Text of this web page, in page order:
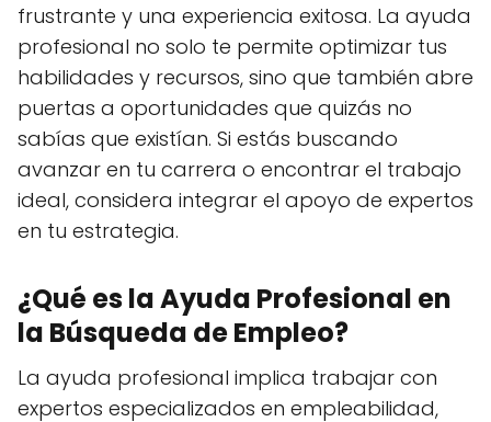
frustrante y una experiencia exitosa. La ayuda
profesional no solo te permite optimizar tus
habilidades y recursos, sino que también abre
puertas a oportunidades que quizás no
sabías que existían. Si estás buscando
avanzar en tu carrera o encontrar el trabajo
ideal, considera integrar el apoyo de expertos
en tu estrategia.
¿Qué es la Ayuda Profesional en
la Búsqueda de Empleo?
La ayuda profesional implica trabajar con
expertos especializados en empleabilidad,